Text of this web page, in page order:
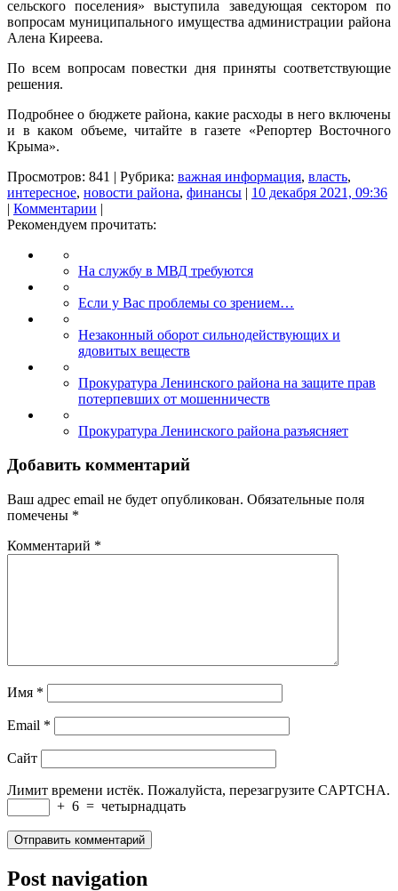
сельского поселения» выступила заведующая сектором по
вопросам муниципального имущества администрации района
Алена Киреева.
По всем вопросам повестки дня приняты соответствующие
решения.
Подробнее о бюджете района, какие расходы в него включены
и в каком объеме, читайте в газете «Репортер Восточного
Крыма».
Просмотров: 841 | Рубрика: важная информация, власть,
интересное, новости района, финансы | 10 декабря 2021, 09:36
| Комментарии |
Рекомендуем прочитать:
На службу в МВД требуются
Если у Вас проблемы со зрением…
Незаконный оборот сильнодействующих и
ядовитых веществ
Прокуратура Ленинского района на защите прав
потерпевших от мошенничеств
Прокуратура Ленинского района разъясняет
Добавить комментарий
Ваш адрес email не будет опубликован. Обязательные поля
помечены *
Комментарий *
Имя *
Email *
Сайт
Лимит времени истёк. Пожалуйста, перезагрузите CAPTCHA.
+ 6 = четырнадцать
Post navigation